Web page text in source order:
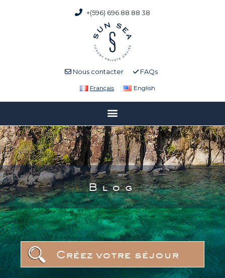
+(596) 696 88 88 38
Nous contacter FAQs
Français English
Blog
Créez votre séjour